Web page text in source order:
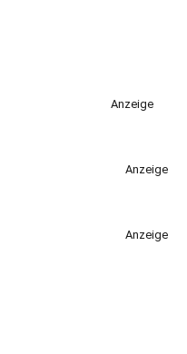
Anzeige
Anzeige
Anzeige